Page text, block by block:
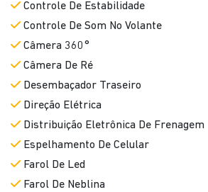
Controle De Estabilidade
Controle De Som No Volante
Câmera 360°
Câmera De Ré
Desembaçador Traseiro
Direção Elétrica
Distribuição Eletrônica De Frenagem
Espelhamento De Celular
Farol De Led
Farol De Neblina